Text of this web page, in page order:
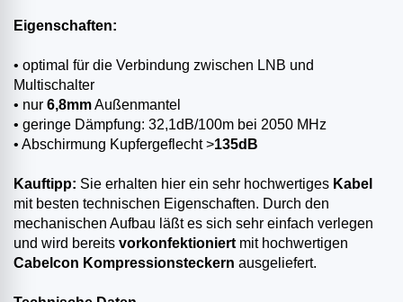
Eigenschaften:
• optimal für die Verbindung zwischen LNB und
Multischalter
• nur 6,8mmAußenmantel
• geringe Dämpfung: 32,1dB/100m bei 2050 MHz
• Abschirmung Kupfergeflecht >135dB
Kauftipp: Sie erhalten hier ein sehr hochwertiges Kabel
mit besten technischen Eigenschaften. Durch den
mechanischen Aufbau läßt es sich sehr einfach verlegen
und wird bereits vorkonfektioniert mit hochwertigen
Cabelcon Kompressionsteckern ausgeliefert.